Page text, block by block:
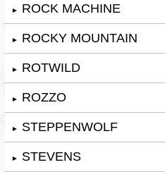
► ROCK MACHINE
► ROCKY MOUNTAIN
► ROTWILD
► ROZZO
► STEPPENWOLF
► STEVENS